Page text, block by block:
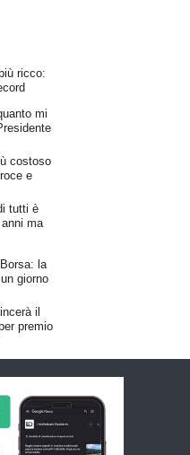
ricco:
mi
costoso
e
tutti è
ma
la
giorno
il
premio